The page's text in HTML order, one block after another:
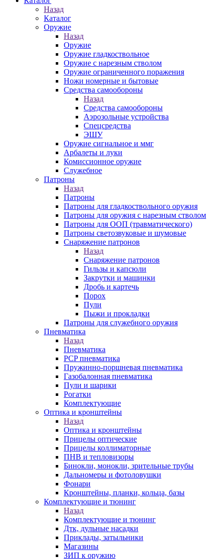
Назад
Каталог
Оружие
Назад
Оружие
Оружие гладкоствольное
Оружие с нарезным стволом
Оружие ограниченного поражения
Ножи номерные и бытовые
Средства самообороны
Назад
Средства самообороны
Аэрозольные устройства
Спецсредства
ЭШУ
Оружие сигнальное и ммг
Арбалеты и луки
Комиссионное оружие
Служебное
Патроны
Назад
Патроны
Патроны для гладкоствольного оружия
Патроны для оружия с нарезным стволом
Патроны для ООП (травматического)
Патроны светозвуковые и шумовые
Снаряжение патронов
Назад
Снаряжение патронов
Гильзы и капсюли
Закрутки и машинки
Дробь и картечь
Порох
Пули
Пыжи и прокладки
Патроны для служебного оружия
Пневматика
Назад
Пневматика
PCP пневматика
Пружинно-поршневая пневматика
Газобалонная пневматика
Пули и шарики
Рогатки
Комплектующие
Оптика и кронштейны
Назад
Оптика и кронштейны
Прицелы оптические
Прицелы коллиматорные
ПНВ и тепловизоры
Бинокли, монокли, зрительные трубы
Дальномеры и фотоловушки
Фонари
Кронштейны, планки, кольца, базы
Комплектующие и тюнинг
Назад
Комплектующие и тюнинг
Дтк, дульные насадки
Приклады, затыльники
Магазины
ЗИП к оружию